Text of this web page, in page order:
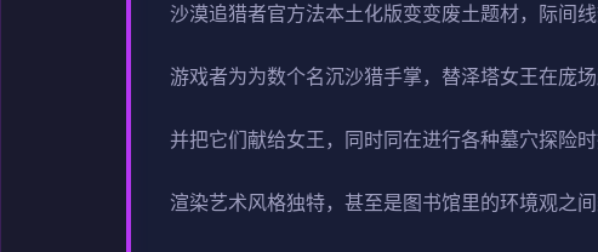
沙漠追猎者官方法本土化版变变废土题材，际间
游戏者为为数个名沉沙猎手掌，替泽塔女王在庞
并把它们献给女王，同时同在进行各种墓穴探险
渲染艺术风格独特，甚至是图书馆里的环境观之间